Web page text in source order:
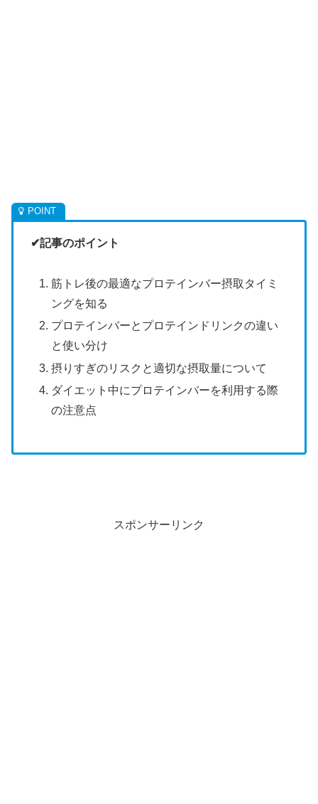
✔記事のポイント
筋トレ後の最適なプロテインバー摂取タイミ
ングを知る
プロテインバーとプロテインドリンクの違い
と使い分け
摂りすぎのリスクと適切な摂取量について
ダイエット中にプロテインバーを利用する際
の注意点
スポンサーリンク